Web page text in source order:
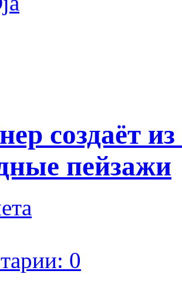
создаёт
пейзажи
0